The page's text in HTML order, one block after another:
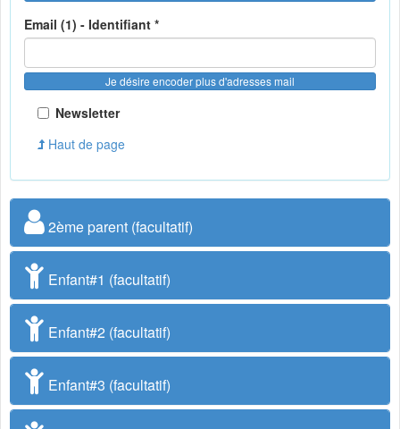
Email (1) - Identifiant *
Je désire encoder plus d'adresses mail
Newsletter
Haut de page
2ème parent (facultatif)
Enfant#1 (facultatif)
Enfant#2 (facultatif)
Enfant#3 (facultatif)